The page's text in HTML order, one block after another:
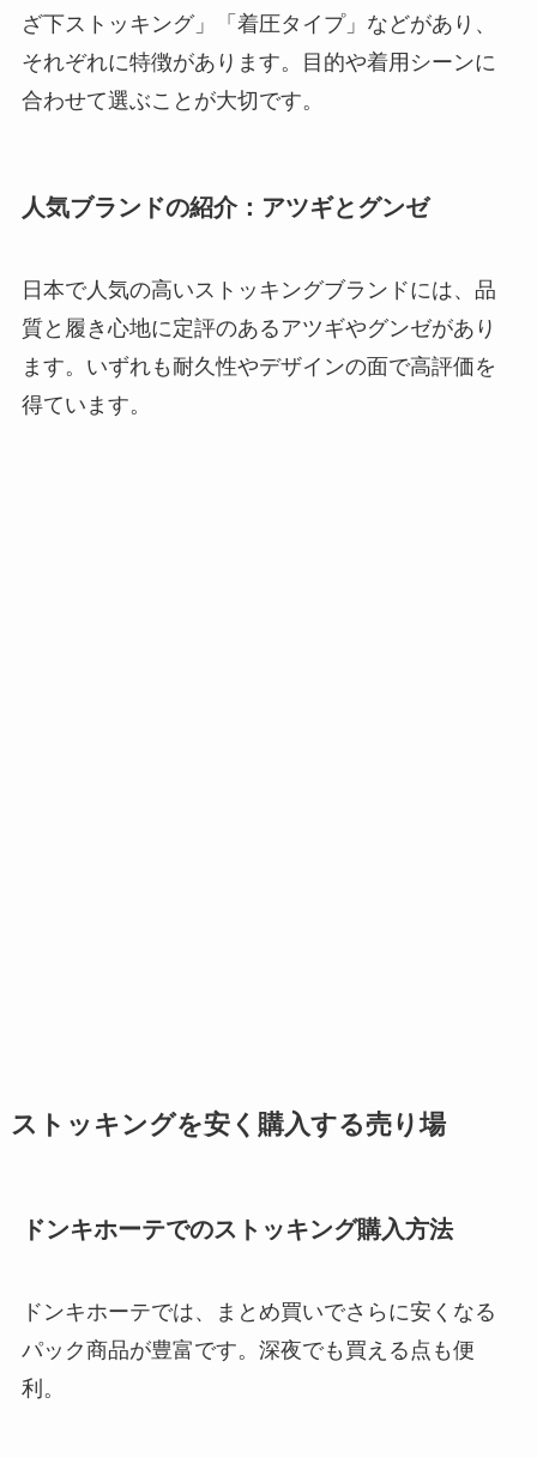
ざ下ストッキング」「着圧タイプ」などがあり、
それぞれに特徴があります。目的や着用シーンに
合わせて選ぶことが大切です。
人気ブランドの紹介：アツギとグンゼ
日本で人気の高いストッキングブランドには、品
質と履き心地に定評のあるアツギやグンゼがあり
ます。いずれも耐久性やデザインの面で高評価を
得ています。
ストッキングを安く購入する売り場
ドンキホーテでのストッキング購入方法
ドンキホーテでは、まとめ買いでさらに安くなる
パック商品が豊富です。深夜でも買える点も便
利。